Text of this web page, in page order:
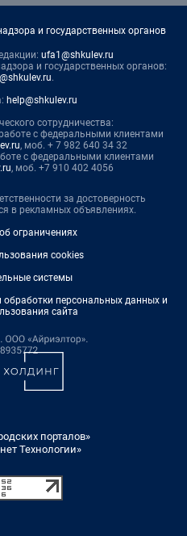
и государственных органов
ufa1@shkulev.ru
и государственных органов:
.
help@shkulev.ru
сотрудничества:
с федеральными клиентами
, моб. + 7 982 640 34 32
с федеральными клиентами
, моб. +7 910 402 4056
за достоверность
в рекламных объявлениях.
ограничениях
cookies
системы
персональных данных и
сайта
порталов»
Технологии»